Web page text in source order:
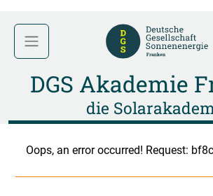
DGS Akademie
die
Oops, an error occurred! Request: